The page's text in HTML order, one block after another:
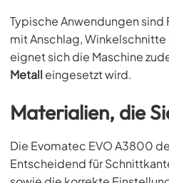
Typische Anwendungen
mit Anschlag,
eignet sich die Maschine
Metall eingesetzt wird.
Materialien, die
Die Evomatec EVO A3800
Entscheidend für